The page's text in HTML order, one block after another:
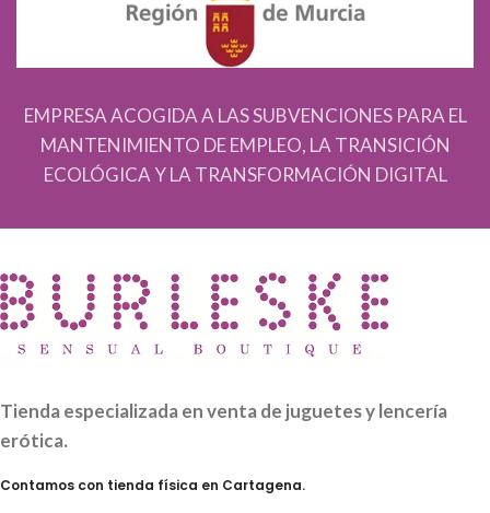
EMPRESA ACOGIDA A LAS SUBVENCIONES PARA EL
MANTENIMIENTO DE EMPLEO, LA TRANSICIÓN
ECOLÓGICA Y LA TRANSFORMACIÓN DIGITAL
Tienda especializada en venta de juguetes y lencería
erótica.
Contamos con tienda física en Cartagena.